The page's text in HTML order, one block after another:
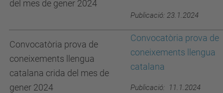
del mes de gener 2024
Publicació: 23.1.2024
Convocatòria prova de
coneixements llengua
catalana crida del mes de
gener 2024
Convocatòria prova de
coneixements llengua
catalana
Publicació: 11.1.2024